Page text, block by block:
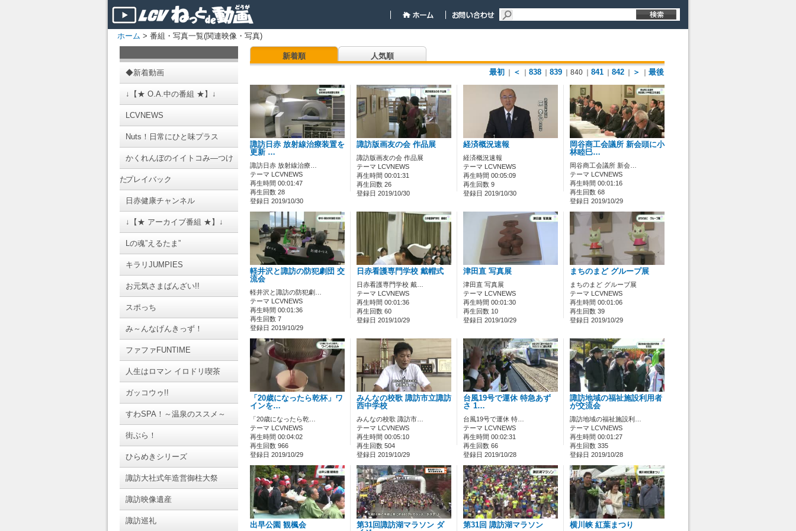
ホーム > 番組・写真一覧(関連映像・写真)
◆新着動画
↓【★ O.A.中の番組 ★】↓
LCVNEWS
Nuts！日常にひと味プラス
かくれんぼのイイトコみ―つけ
たプレイバック
日赤健康チャンネル
↓【★ アーカイブ番組 ★】↓
Lの魂”えるたま”
キラリJUMPIES
お元気さまばんざい!!
スポっち
み～んなげんきっず！
ファファFUNTIME
人生はロマン イロドリ喫茶
ガッコウゥ!!
すわSPA！～温泉のススメ～
街ぶら！
ひらめきシリーズ
諏訪大社式年造営御柱大祭
諏訪映像遺産
諏訪巡礼
新着順
人気順
最初
＜ 838 839 ｜840 841 842 ＞ 最後
諏訪日赤 放射線治療装置を
更新 …
諏訪日赤 放射線治療…
テーマ LCVNEWS
再生時間 00:01:47
再生回数 28
登録日 2019/10/30
諏訪版画友の会 作品展
諏訪版画友の会 作品展
テーマ LCVNEWS
再生時間 00:01:31
再生回数 26
登録日 2019/10/30
経済概況速報
経済概況速報
テーマ LCVNEWS
再生時間 00:05:09
再生回数 9
登録日 2019/10/30
岡谷商工会議所 新会頭に小
林睦巳…
岡谷商工会議所 新会…
テーマ LCVNEWS
再生時間 00:01:16
再生回数 68
登録日 2019/10/29
軽井沢と諏訪の防犯劇団 交
流会
軽井沢と諏訪の防犯劇…
テーマ LCVNEWS
再生時間 00:01:36
再生回数 7
登録日 2019/10/29
日赤看護専門学校 戴帽式
日赤看護専門学校 戴…
テーマ LCVNEWS
再生時間 00:01:36
再生回数 60
登録日 2019/10/29
津田直 写真展
津田直 写真展
テーマ LCVNEWS
再生時間 00:01:30
再生回数 10
登録日 2019/10/29
まちのまど グループ展
まちのまど グループ展
テーマ LCVNEWS
再生時間 00:01:06
再生回数 39
登録日 2019/10/29
「20歳になったら乾杯」ワ
インを…
「20歳になったら乾…
テーマ LCVNEWS
再生時間 00:04:02
再生回数 966
登録日 2019/10/29
みんなの校歌 諏訪市立諏訪
西中学校
みんなの校歌 諏訪市…
テーマ LCVNEWS
再生時間 00:05:10
再生回数 504
登録日 2019/10/29
台風19号で運休 特急あず
さ 1…
台風19号で運休 特…
テーマ LCVNEWS
再生時間 00:02:31
再生回数 66
登録日 2019/10/28
諏訪地域の福祉施設利用者
が交流会
諏訪地域の福祉施設利…
テーマ LCVNEWS
再生時間 00:01:27
再生回数 335
登録日 2019/10/28
出早公園 観楓会
第31回諏訪湖マラソン ダ
第31回 諏訪湖マラソン 横川峡 紅葉まつり